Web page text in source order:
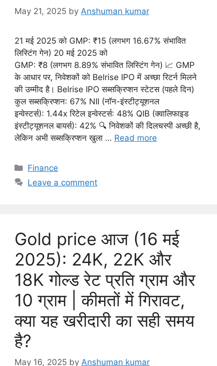
May 21, 2025 by Anshuman kumar
21 मई 2025 को GMP: ₹15 (लगभग 16.67% संभावित
लिस्टिंग गेन) 20 मई 2025 को
GMP: ₹8 (लगभग 8.89% संभावित लिस्टिंग गेन) 📈 GMP
के आधार पर, निवेशकों को Belrise IPO में अच्छा रिटर्न मिलने
की उम्मीद है। Belrise IPO सब्सक्रिप्शन स्टेटस (पहले दिन)
कुल सब्सक्रिप्शन: 67% NII (नॉन-इंस्टीट्यूशनल
इन्वेस्टर्स): 1.44x रिटेल इन्वेस्टर्स: 48% QIB (क्वालिफाइड
इंस्टीट्यूशनल बायर्स): 42% 🔍 निवेशकों की दिलचस्पी अच्छी है,
लेकिन अभी सब्सक्रिप्शन खुला … Read more
C
a
r
i
e
s
Finance
Leave a comment
Gold price आज (16 मई
2025): 24K, 22K और
18K गोल्ड रेट प्रति ग्राम और
10 ग्राम | कीमतों में गिरावट,
क्या यह खरीदारी का सही समय
है?
May 16, 2025 by Anshuman kumar